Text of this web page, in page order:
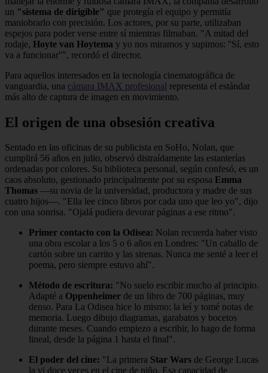
un "sistema de dirigible" que protegía el equipo y permitía
maniobrarlo con precisión. Los actores, por su parte, utilizaban
espejos para poder verse entre sí mientras filmaban. "A mitad del
rodaje, Hoyte van Hoytema y yo nos miramos y supimos: ''Sí, esto
va a funcionar''", recordó el director.
Para aquellos interesados en la tecnología cinematográfica de
vanguardia, una cámara IMAX profesional representa el estándar
más alto de captura de imagen en movimiento.
El origen de una obsesión creativa
Sentado en las oficinas de su publicista en SoHo, Nolan, que
cumplirá 56 años en julio, observó distraídamente las estanterías
ordenadas por colores. Su biblioteca personal, según confesó, es un
caos absoluto, gestionado principalmente por su esposa Emma
Thomas —su novia de la universidad, productora y madre de sus
cuatro hijos—. "Ella lee cinco libros por cada uno que leo yo", dijo
con una sonrisa. "Ojalá pudiera devorar páginas a ese ritmo".
Primer contacto con la Odisea: Nolan recuerda haber visto
una obra escolar a los 5 o 6 años en Londres: "Un caballo de
cartón sobre un carrito y las sirenas. Nunca me senté a leer el
poema, pero siempre estuvo ahí".
Método de escritura: "No suelo escribir mucho al principio.
Adapté a Oppenheimer de un libro de 700 páginas, muy
denso. Para La Odisea hice lo mismo: la leí y tomé notas de
memoria. Luego dibujo diagramas, garabatos y bocetos
durante meses. Cuando empiezo a escribir, lo hago de forma
lineal, desde la página 1 hasta el final".
El poder del cine: "La primera Star Wars de George Lucas
la vi doce veces en el cine de niño. Esa capacidad de